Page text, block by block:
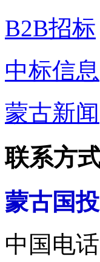
B2B招标
中标信息
蒙古新闻
联系方
蒙古国
中国电话